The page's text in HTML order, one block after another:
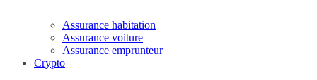
Assurance habitation
Assurance voiture
Assurance emprunteur
Crypto